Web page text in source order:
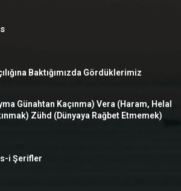
Baktığımızda Gördüklerimiz
Günahtan Kaçınma) Vera (Haram, Helal
Zühd (Dünyaya Rağbet Etmemek)
i Şerifler